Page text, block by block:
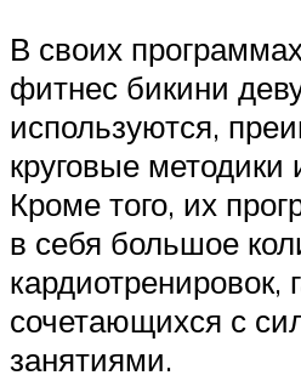
В своих
фитнес бикини
используются,
круговые методики
Кроме того, их
в себя большое
кардиотренировок,
сочетающихся с
занятиями.